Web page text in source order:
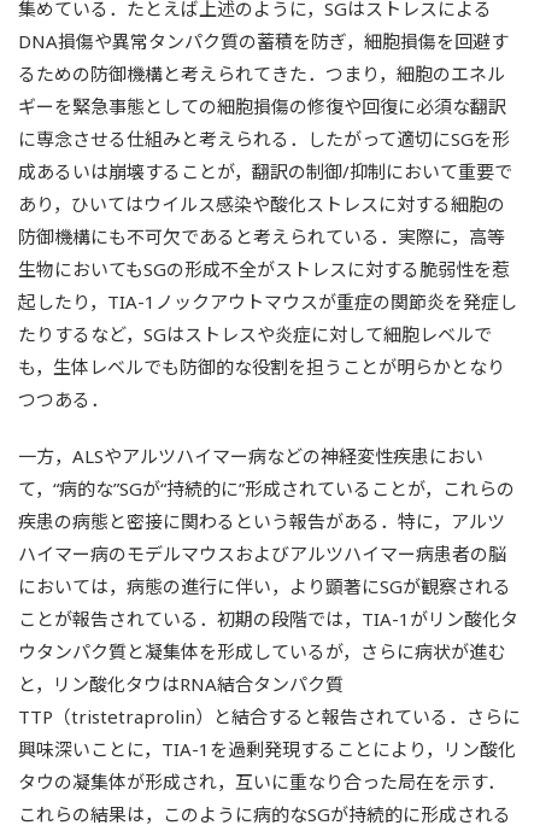
集めている．たとえば上述のように，SGはストレスによる
DNA損傷や異常タンパク質の蓄積を防ぎ，細胞損傷を回避す
るための防御機構と考えられてきた．つまり，細胞のエネル
ギーを緊急事態としての細胞損傷の修復や回復に必須な翻訳
に専念させる仕組みと考えられる．したがって適切にSGを形
成あるいは崩壊することが，翻訳の制御/抑制において重要で
あり，ひいてはウイルス感染や酸化ストレスに対する細胞の
防御機構にも不可欠であると考えられている．実際に，高等
生物においてもSGの形成不全がストレスに対する脆弱性を惹
起したり，TIA-1ノックアウトマウスが重症の関節炎を発症し
たりするなど，SGはストレスや炎症に対して細胞レベルで
も，生体レベルでも防御的な役割を担うことが明らかとなり
つつある．
一方，ALSやアルツハイマー病などの神経変性疾患におい
て，“病的な”SGが“持続的に”形成されていることが，これらの
疾患の病態と密接に関わるという報告がある．特に，アルツ
ハイマー病のモデルマウスおよびアルツハイマー病患者の脳
においては，病態の進行に伴い，より顕著にSGが観察される
ことが報告されている．初期の段階では，TIA-1がリン酸化タ
ウタンパク質と凝集体を形成しているが，さらに病状が進む
と，リン酸化タウはRNA結合タンパク質
TTP（tristetraprolin）と結合すると報告されている．さらに
興味深いことに，TIA-1を過剰発現することにより，リン酸化
タウの凝集体が形成され，互いに重なり合った局在を示す．
これらの結果は，このように病的なSGが持続的に形成される